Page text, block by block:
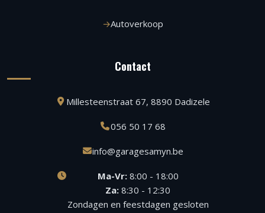
Autoverkoop
Contact
Millesteenstraat 67, 8890 Dadizele
056 50 17 68
info@garagesamyn.be
Ma-Vr:8:00 - 18:00
Za: 8:30 - 12:30
Zondagen en feestdagen gesloten